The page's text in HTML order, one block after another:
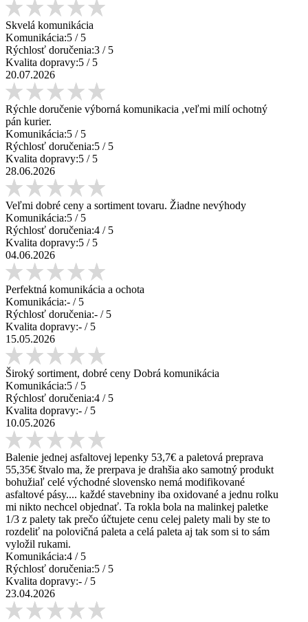
Skvelá komunikácia
Komunikácia:5 / 5
Rýchlosť doručenia:3 / 5
Kvalita dopravy:5 / 5
20.07.2026
Rýchle doručenie výborná komunikacia ,veľmi milí ochotný
pán kurier.
Komunikácia:5 / 5
Rýchlosť doručenia:5 / 5
Kvalita dopravy:5 / 5
28.06.2026
Veľmi dobré ceny a sortiment tovaru. Žiadne nevýhody
Komunikácia:5 / 5
Rýchlosť doručenia:4 / 5
Kvalita dopravy:5 / 5
04.06.2026
Perfektná komunikácia a ochota
Komunikácia:- / 5
Rýchlosť doručenia:- / 5
Kvalita dopravy:- / 5
15.05.2026
Široký sortiment, dobré ceny Dobrá komunikácia
Komunikácia:5 / 5
Rýchlosť doručenia:4 / 5
Kvalita dopravy:- / 5
10.05.2026
Balenie jednej asfaltovej lepenky 53,7€ a paletová preprava
55,35€ štvalo ma, že prerpava je drahšia ako samotný produkt
bohužiaľ celé východné slovensko nemá modifikované
asfaltové pásy.... každé stavebniny iba oxidované a jednu rolku
mi nikto nechcel objednať. Ta rokla bola na malinkej paletke
1/3 z palety tak prečo účtujete cenu celej palety mali by ste to
rozdeliť na polovičná paleta a celá paleta aj tak som si to sám
vyložil rukami.
Komunikácia:4 / 5
Rýchlosť doručenia:5 / 5
Kvalita dopravy:- / 5
23.04.2026